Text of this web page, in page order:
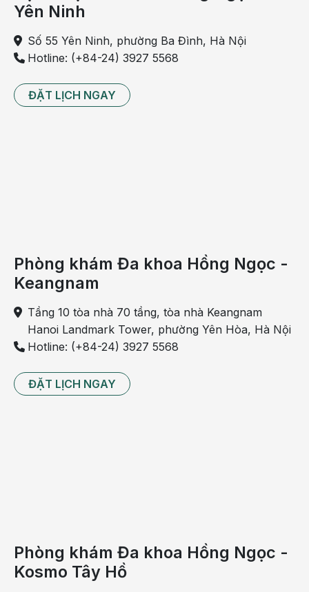
mau lành.
Những thông tin cung cấp trong bài viết của Bệnh
không thay thế cho việc chẩn đoán hoặc điều trị y
khoa.
thông tin cần tin cần thiết về vấn đề bạn đọc đang
quan tâm.
Yên Ninh
Số 55 Yên Ninh, phường Ba Đình, Hà Nội
Hotline: (+84-24) 3927 5568
ĐẶT LỊCH NGAY
Phòng khám Đa khoa Hồng Ngọc -
Keangnam
Tầng 10 tòa nhà 70 tầng, tòa nhà Keangnam
Hanoi Landmark Tower, phường Yên Hòa, Hà Nội
Hotline: (+84-24) 3927 5568
ĐẶT LỊCH NGAY
Phòng khám Đa khoa Hồng Ngọc -
Kosmo Tây Hồ